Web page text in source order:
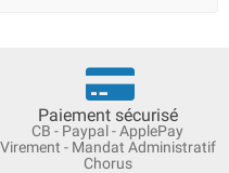
Paiement sécurisé
CB - Paypal - ApplePay
Virement - Mandat Administratif
Chorus